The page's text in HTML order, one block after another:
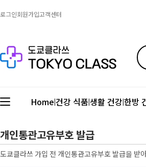
로그인회원가입고객센터
Home|건강 식품|생활 건강|한방
개인통관고유부호 발급
도쿄클라쓰 가입 전 개인통관고유부호 발급을 받